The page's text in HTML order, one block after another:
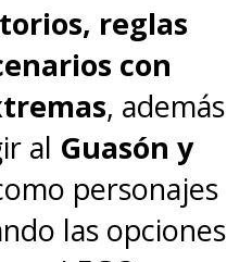
reglas
con
, además
al Guasón y
personajes
las opciones